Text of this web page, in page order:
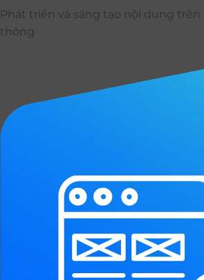
Phát triển và sáng tạo nội dung
thông